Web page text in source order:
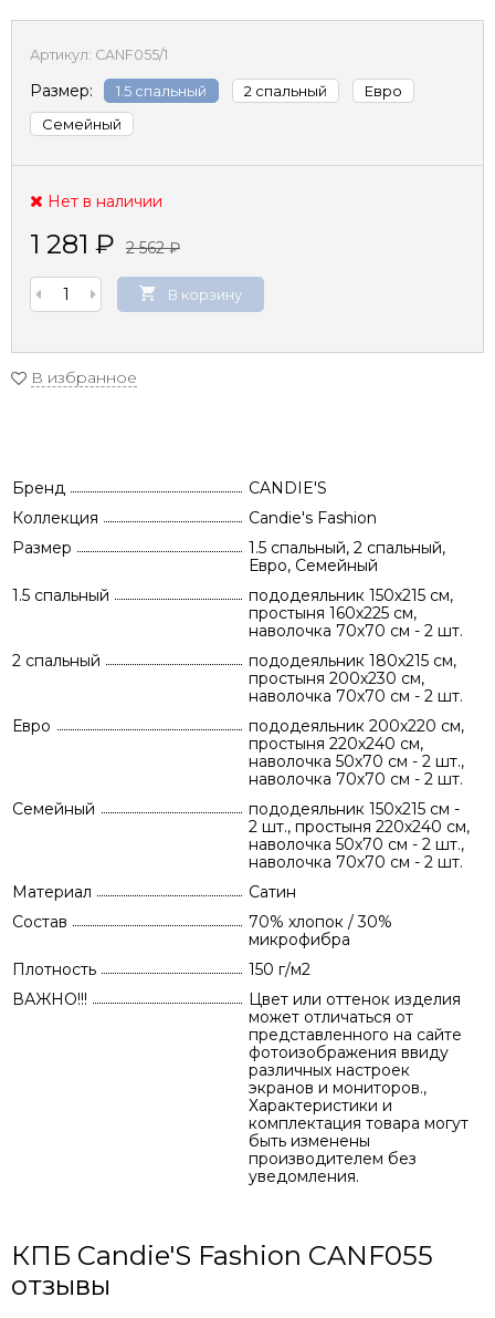
Артикул: CANF055/1
Размер: 1.5 спальный 2 спальный
Евро
Семейный
Нет в наличии
1 281 ₽ 2 562₽
В корзину
В избранное
Бренд
CANDIE'S
Коллекция
Candie's Fashion
Размер
1.5 спальный, 2 спальный,
Евро, Семейный
1.5 спальный
пододеяльник 150х215 см,
простыня 160х225 см,
наволочка 70х70 см - 2 шт.
2 спальный
пододеяльник 180х215 см,
простыня 200х230 см,
наволочка 70х70 см - 2 шт.
Евро
пододеяльник 200х220 см,
простыня 220х240 см,
наволочка 50х70 см - 2 шт.,
наволочка 70х70 см - 2 шт.
Семейный
пододеяльник 150х215 см -
2 шт., простыня 220х240 см,
наволочка 50х70 см - 2 шт.,
наволочка 70х70 см - 2 шт.
Материал
Сатин
Состав
70% хлопок / 30%
микрофибра
Плотность
150 г/м2
ВАЖНО!!!
Цвет или оттенок изделия
может отличаться от
представленного на сайте
фотоизображения ввиду
различных настроек
экранов и мониторов.,
Характеристики и
комплектация товара могут
быть изменены
производителем без
уведомления.
КПБ Candie'S Fashion CANF055
отзывы